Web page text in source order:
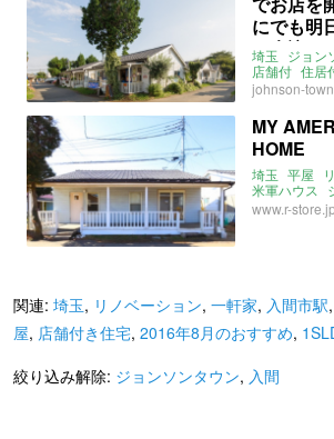
にでも明
も来訪を
埼玉 ジョン
店舗付 住居
連棟 DIY
入間市駅
johnson-
MY
HOME
埼玉 平屋
米軍ハウス
2016年8月の
平屋のおすす
www.r-
関連: 埼玉, リノベーション, 一軒家, 入間市駅,
屋, 店舗付き住宅, 2016年8月のおすすめ,
絞り込み解除: ジョンソンタウン, 入間